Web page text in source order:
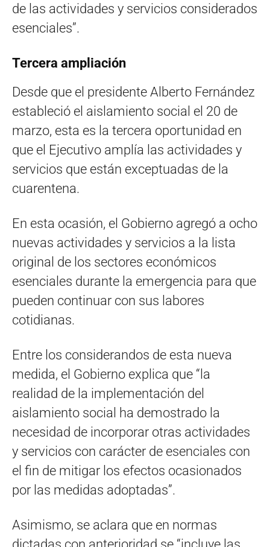
de las actividades y servicios considerados
esenciales”.
Tercera ampliación
Desde que el presidente Alberto Fernández
estableció el aislamiento social el 20 de
marzo, esta es la tercera oportunidad en
que el Ejecutivo amplía las actividades y
servicios que están exceptuadas de la
cuarentena.
En esta ocasión, el Gobierno agregó a ocho
nuevas actividades y servicios a la lista
original de los sectores económicos
esenciales durante la emergencia para que
pueden continuar con sus labores
cotidianas.
Entre los considerandos de esta nueva
medida, el Gobierno explica que “la
realidad de la implementación del
aislamiento social ha demostrado la
necesidad de incorporar otras actividades
y servicios con carácter de esenciales con
el fin de mitigar los efectos ocasionados
por las medidas adoptadas”.
Asimismo, se aclara que en normas